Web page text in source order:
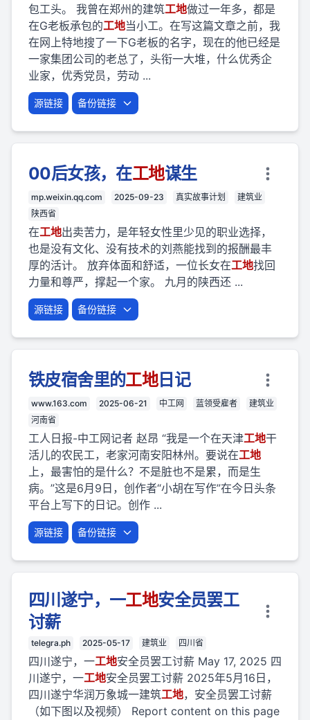
包工头。 我曾在郑州的建筑工地做过一年多，都是
在G老板承包的工地当小工。在写这篇文章之前，我
在网上特地搜了一下G老板的名字，现在的他已经是
一家集团公司的老总了，头衔一大堆，什么优秀企
业家，优秀党员，劳动 ...
源链接 备份链接
00后女孩，在工地谋生
mp.weixin.qq.com 2025-09-23 真实故事计划
建筑业
陕西省
在工地出卖苦力，是年轻女性里少见的职业选择，
也是没有文化、没有技术的刘燕能找到的报酬最丰
厚的活计。 放弃体面和舒适，一位长女在工地找回
力量和尊严，撑起一个家。 九月的陕西还 ...
源链接 备份链接
铁皮宿舍里的工地日记
www.163.com 2025-06-21 中工网 蓝领受雇者
建筑业
河南省
工人日报-中工网记者 赵昂 “我是一个在天津工地干
活儿的农民工，老家河南安阳林州。要说在工地
上，最害怕的是什么？不是脏也不是累，而是生
病。”这是6月9日，创作者“小胡在写作”在今日头条
平台上写下的日记。创作 ...
源链接 备份链接
四川遂宁，一工地安全员罢工
讨薪
telegra.ph 2025-05-17 建筑业 四川省
四川遂宁，一工地安全员罢工讨薪 May 17, 2025 四
川遂宁，一工地安全员罢工讨薪 2025年5月16日，
四川遂宁华润万象城一建筑工地，安全员罢工讨薪
（如下图以及视频） Report content on this page